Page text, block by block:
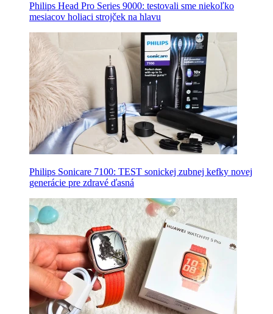
Philips Head Pro Series 9000: testovali sme niekoľko
mesiacov holiaci strojček na hlavu
Philips Sonicare 7100: TEST sonickej zubnej kefky novej
generácie pre zdravé ďasná